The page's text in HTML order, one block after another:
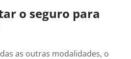
o seguro para
as outras modalidades, o